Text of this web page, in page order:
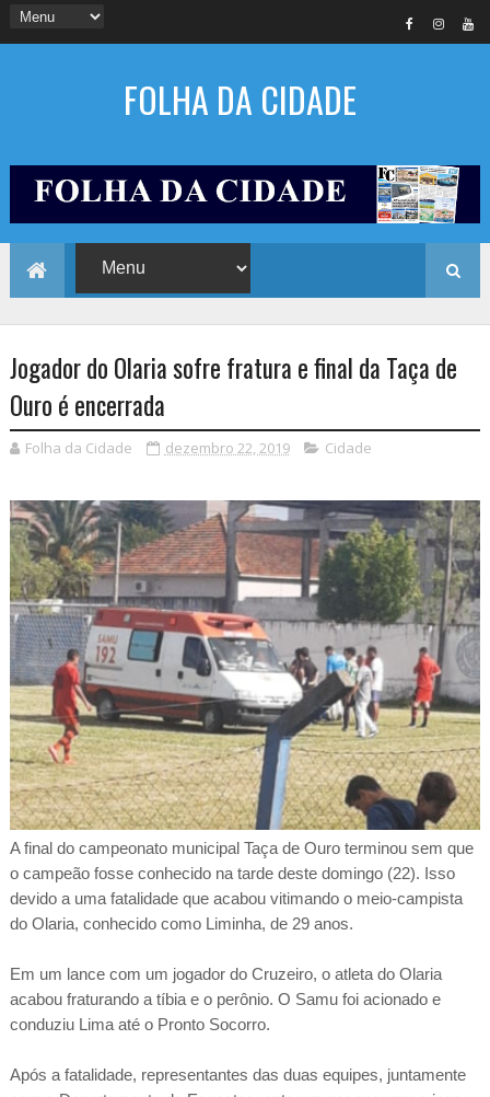
FOLHA DA CIDADE
Jogador do Olaria sofre fratura e final da Taça de
Ouro é encerrada
Folha da Cidade dezembro 22, 2019 Cidade
A final do campeonato municipal Taça de Ouro terminou sem que
o campeão fosse conhecido na tarde deste domingo (22). Isso
devido a uma fatalidade que acabou vitimando o meio-campista
do Olaria, conhecido como Liminha, de 29 anos.
Em um lance com um jogador do Cruzeiro, o atleta do Olaria
acabou fraturando a tíbia e o perônio. O Samu foi acionado e
conduziu Lima até o Pronto Socorro.
Após a fatalidade, representantes das duas equipes, juntamente